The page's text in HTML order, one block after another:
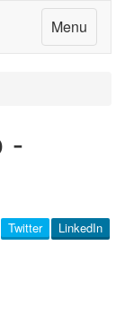
Menu
-
LinkedIn
Twitter